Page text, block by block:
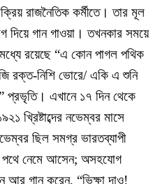
রাজনৈতিক কর্মীতে। তার মূল
দিয়ে গান গাওয়া। তখনকার সময়ে
রয়েছে “এ কোন পাগল পথিক
রক্ত-নিশি ভোরে/ একি এ শুনি
প্রভৃতি। এখানে ১৭ দিন থেকে
খ্রিষ্টাব্দের নভেম্বর মাসে
ছিল সমগ্র ভারতব্যাপী
নেমে আসেন; অসহযোগ
আর গান করেন, “ভিক্ষা দাও!